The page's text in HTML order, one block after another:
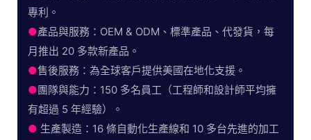
專利。
●產品與服務：OEM & ODM、標準產品、代發貨，每
月推出 20 多款新產品。
●售後服務：為全球客戶提供美國在地化支援。
●團隊與能力：150 多名員工（工程師和設計師平均擁
有超過 5 年經驗）。
● 生產製造：16 條自動化生產線和 10 多台先進的加工